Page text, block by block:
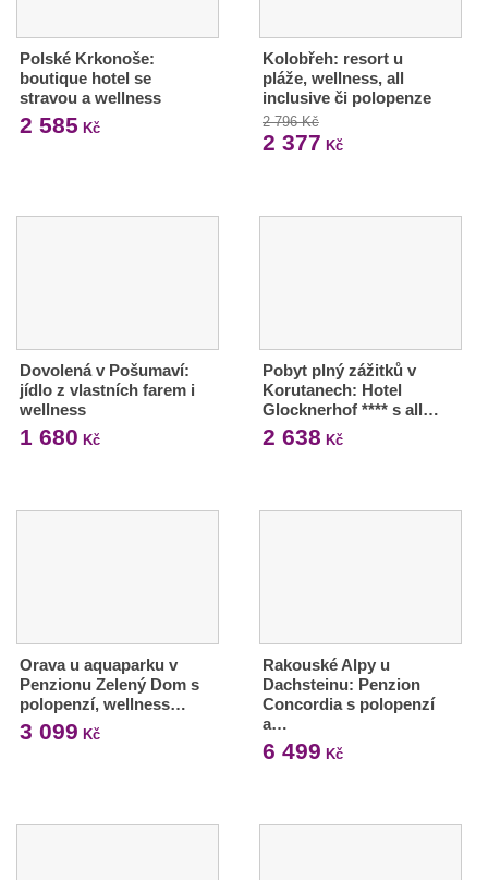
Polské Krkonoše:
boutique hotel se
stravou a wellness
2 585 Kč
Kolobřeh: resort u
pláže, wellness, all
inclusive či polopenze
2 796 Kč
2 377 Kč
Dovolená v Pošumaví:
jídlo z vlastních farem i
wellness
1 680 Kč
Pobyt plný zážitků v
Korutanech: Hotel
Glocknerhof **** s all…
2 638 Kč
Orava u aquaparku v
Penzionu Zelený Dom s
polopenzí, wellness…
3 099 Kč
Rakouské Alpy u
Dachsteinu: Penzion
Concordia s polopenzí
a…
6 499 Kč